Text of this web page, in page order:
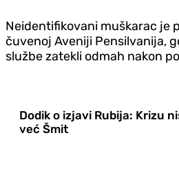
Neidentifikovani muškarac je
čuvenoj Aveniji Pensilvanija,
službe zatekli odmah nakon
Dodik o izjavi Rubija: Krizu
već Šmit